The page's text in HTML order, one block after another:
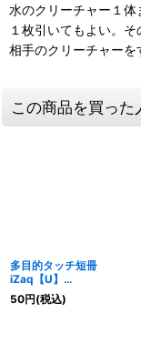
水のクリーチャー１
１枚引いてもよい。
相手のクリーチャーを
この商品を買っ
多目的タッチ短冊
iZaq【U】
{22RP135/74}《水》
50円(税込)